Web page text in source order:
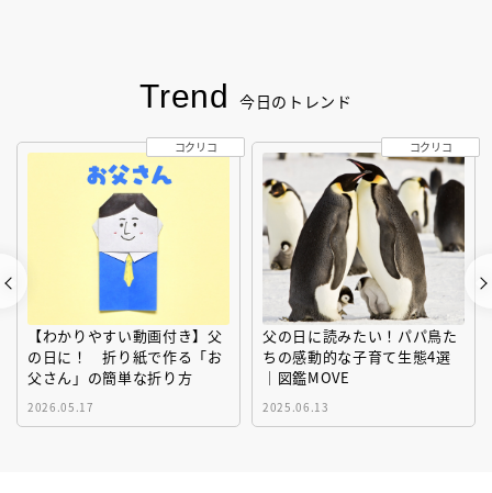
Trend 今日のトレンド
【わかりやすい動画付き】父
の日に！ 折り紙で作る「お
父さん」の簡単な折り方
2026.05.17
コクリコ
父の日に読みたい！パパ鳥た
ちの感動的な子育て生態4選
｜図鑑MOVE
2025.06.13
コクリコ